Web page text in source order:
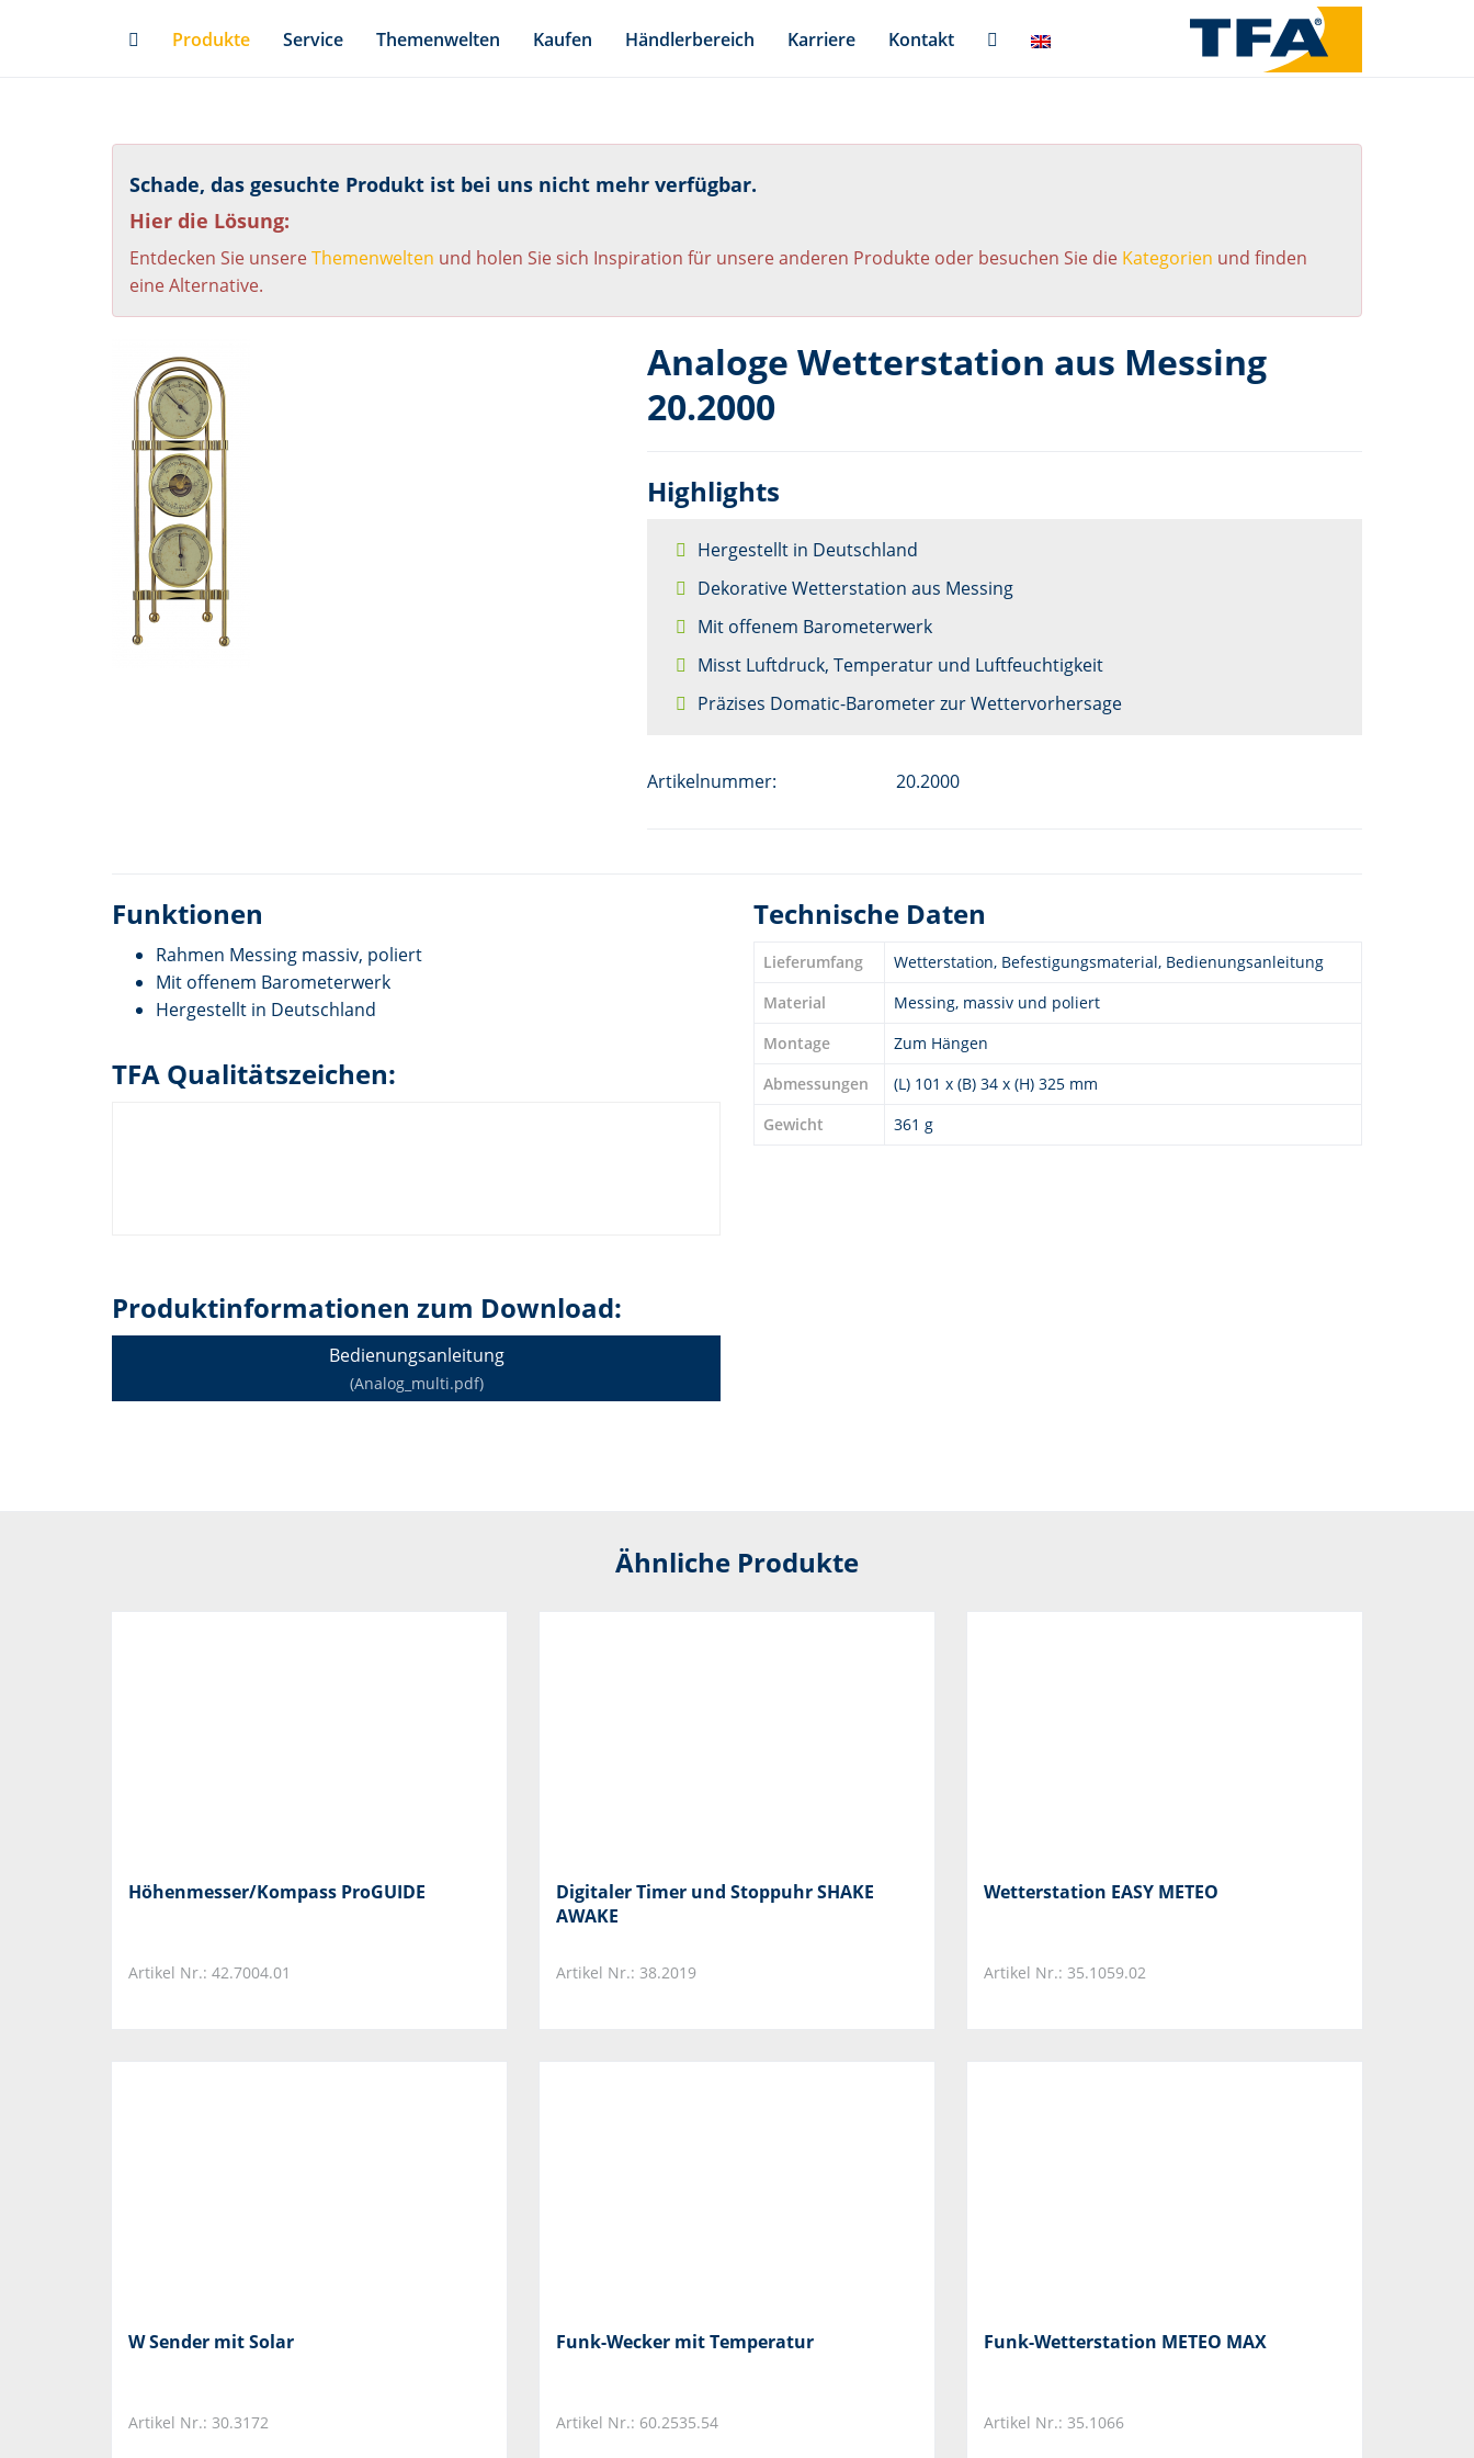
Produkte Service Themenwelten Kaufen Händlerbereich Karriere Kontakt
Schade, das gesuchte Produkt ist bei uns nicht mehr verfügbar.
Hier die Lösung:
Entdecken Sie unsereThemenwelten und holen Sie sich Inspiration für unsere anderen Produkte oder besuchen Sie die Kategorien und finden
eine Alternative.
Analoge Wetterstation aus Messing
20.2000
Highlights
Hergestellt in Deutschland
Dekorative Wetterstation aus Messing
Mit offenem Barometerwerk
Misst Luftdruck, Temperatur und Luftfeuchtigkeit
Präzises Domatic-Barometer zur Wettervorhersage
Artikelnummer: 20.2000
Funktionen
Rahmen Messing massiv, poliert
Mit offenem Barometerwerk
Hergestellt in Deutschland
TFA Qualitätszeichen:
Produktinformationen zum Download:
Bedienungsanleitung
(Analog_multi.pdf)
Technische Daten
Lieferumfang
Wetterstation, Befestigungsmaterial, Bedienungsanleitung
Material
Messing, massiv und poliert
Montage
Zum Hängen
Abmessungen
(L) 101 x (B) 34 x (H) 325 mm
Gewicht
361 g
Ähnliche Produkte
Höhenmesser/Kompass ProGUIDE
Artikel Nr.: 42.7004.01
Digitaler Timer und Stoppuhr SHAKE
AWAKE
Artikel Nr.: 38.2019
Wetterstation EASY METEO
Artikel Nr.: 35.1059.02
W Sender mit Solar
Artikel Nr.: 30.3172
Funk-Wecker mit Temperatur
Artikel Nr.: 60.2535.54
Funk-Wetterstation METEO MAX
Artikel Nr.: 35.1066